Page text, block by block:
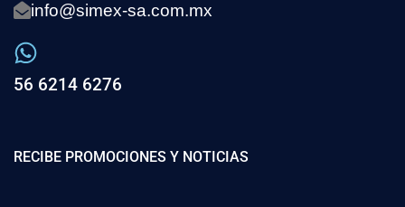
info@simex-sa.com.mx
56 6214 6276
RECIBE PROMOCIONES Y NOTICIAS